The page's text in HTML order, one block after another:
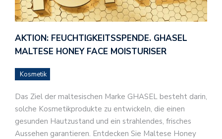
AKTION: FEUCHTIGKEITSSPENDE. GHASEL
MALTESE HONEY FACE MOISTURISER
Kosmetik
Das Ziel der maltesischen Marke GHASEL besteht darin,
solche Kosmetikprodukte zu entwickeln, die einen
gesunden Hautzustand und ein strahlendes, frisches
Aussehen garantieren. Entdecken Sie Maltese Honey